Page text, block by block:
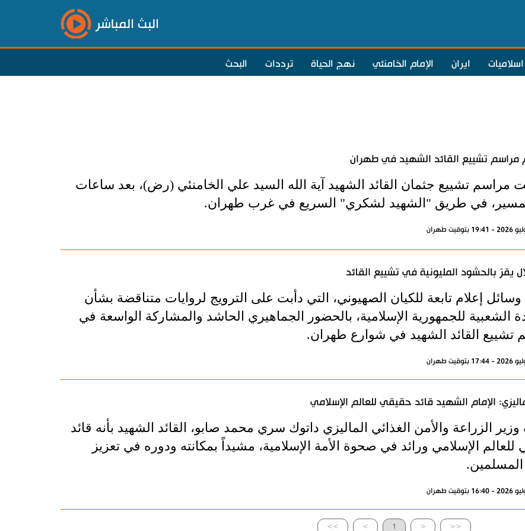
البث المباشر
اسلاميات ايران الإمام الخامنئي نهج الحياة ترددات البحث
مراسم تشييع القائد الشهيد في طهران
مراسم تشييع جثمان القائد الشهيد آية الله السيد علي الخامنئي (رض)، بعد ساعات
في طريق "الشهيد لشكري" السريع في غرب طهران.
يقرّ بالحشود المليونية في تشييع القائد
إعلام تابعة للكيان الصهيوني، التي دأبت على الترويج لروايات متناقضة بشأن
الشعبية للجمهورية الإسلامية، بالحضور الجماهيري الحاشد والمشاركة الواسعة في
تشييع القائد الشهيد في شوارع طهران.
الإمام الشهيد قائد حقيقي للعالم الإسلامي
الزراعة والأمن الغذائي الماليزي داتوك سري محمد صابو، القائد الشهيد بأنه قائد
للعالم الإسلامي ورائد في صحوة الأمة الإسلامية، مشيداً بمكانته ودوره في تعزيز
>> > 1 < <<